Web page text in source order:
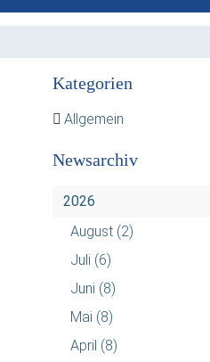
Kategorien
Allgemein
Newsarchiv
2026
August (2)
Juli (6)
Juni (8)
Mai (8)
April (8)